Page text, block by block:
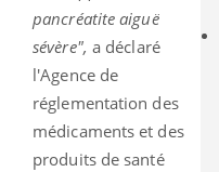
pancréatite aiguë
sévère", a déclaré
l'Agence de
réglementation des
médicaments et des
produits de santé